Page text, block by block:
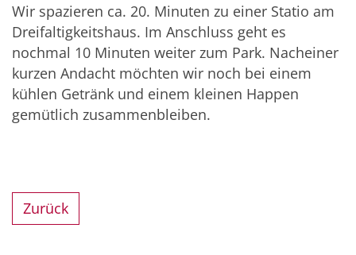
Wir spazieren ca. 20. Minuten zu einer Statio am
Dreifaltigkeitshaus. Im Anschluss geht es
nochmal 10 Minuten weiter zum Park. Nacheiner
kurzen Andacht möchten wir noch bei einem
kühlen Getränk und einem kleinen Happen
gemütlich zusammenbleiben.
Zurück